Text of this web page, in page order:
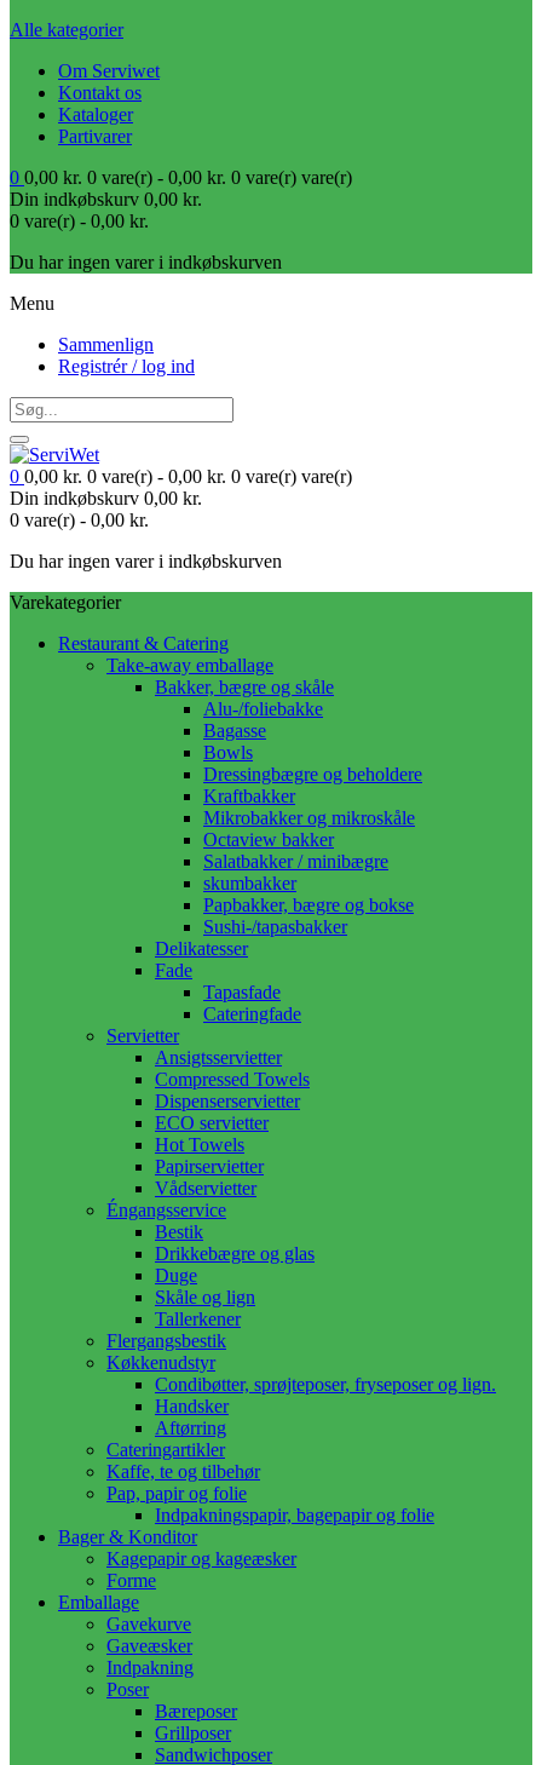
Alle kategorier
Om Serviwet
Kontakt os
Kataloger
Partivarer
0 0,00 kr. 0 vare(r) - 0,00 kr. 0 vare(r) vare(r)
Din indkøbskurv 0,00 kr.
0 vare(r) - 0,00 kr.
Du har ingen varer i indkøbskurven
Menu
Sammenlign
Registrér / log ind
0 0,00 kr. 0 vare(r) - 0,00 kr. 0 vare(r) vare(r)
Din indkøbskurv 0,00 kr.
0 vare(r) - 0,00 kr.
Du har ingen varer i indkøbskurven
Varekategorier
Restaurant & Catering
Take-away emballage
Bakker, bægre og skåle
Alu-/foliebakke
Bagasse
Bowls
Dressingbægre og beholdere
Kraftbakker
Mikrobakker og mikroskåle
Octaview bakker
Salatbakker / minibægre
skumbakker
Papbakker, bægre og bokse
Sushi-/tapasbakker
Delikatesser
Fade
Tapasfade
Cateringfade
Servietter
Ansigtsservietter
Compressed Towels
Dispenserservietter
ECO servietter
Hot Towels
Papirservietter
Vådservietter
Éngangsservice
Bestik
Drikkebægre og glas
Duge
Skåle og lign
Tallerkener
Flergangsbestik
Køkkenudstyr
Condibøtter, sprøjteposer, fryseposer og lign.
Handsker
Aftørring
Cateringartikler
Kaffe, te og tilbehør
Pap, papir og folie
Indpakningspapir, bagepapir og folie
Bager & Konditor
Kagepapir og kageæsker
Forme
Emballage
Gavekurve
Gaveæsker
Indpakning
Poser
Bæreposer
Grillposer
Sandwichposer